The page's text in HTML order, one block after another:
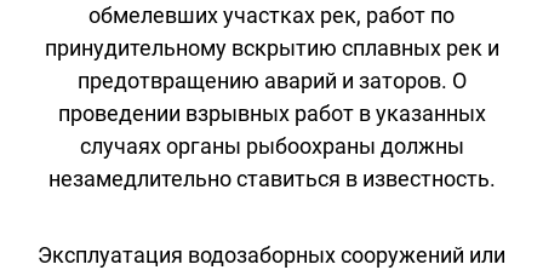
обмелевших участках рек, работ по
принудительному вскрытию сплавных рек и
предотвращению аварий и заторов. О
проведении взрывных работ в указанных
случаях органы рыбоохраны должны
незамедлительно ставиться в известность.
Эксплуатация водозаборных сооружений или